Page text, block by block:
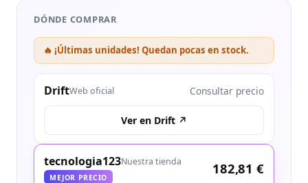
DÓNDE COMPRAR
🔥 ¡Últimas unidades! Quedan pocas en stock.
DriftWeb oficial Consultar precio
Ver en Drift ↗
tecnologia123Nuestra tienda
MEJOR PRECIO
182,81 €